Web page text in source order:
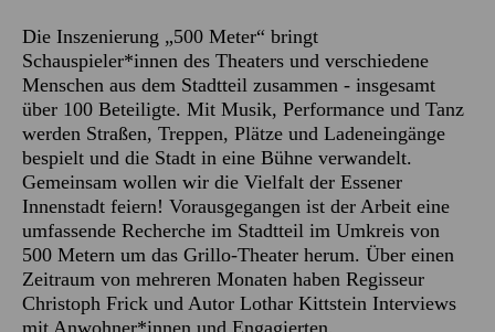
Die Inszenierung „500 Meter“ bringt
Schauspieler*innen des Theaters und verschiedene
Menschen aus dem Stadtteil zusammen - insgesamt
über 100 Beteiligte. Mit Musik, Performance und Tanz
werden Straßen, Treppen, Plätze und Ladeneingänge
bespielt und die Stadt in eine Bühne verwandelt.
Gemeinsam wollen wir die Vielfalt der Essener
Innenstadt feiern! Vorausgegangen ist der Arbeit eine
umfassende Recherche im Stadtteil im Umkreis von
500 Metern um das Grillo-Theater herum. Über einen
Zeitraum von mehreren Monaten haben Regisseur
Christoph Frick und Autor Lothar Kittstein Interviews
mit Anwohner*innen und Engagierten,